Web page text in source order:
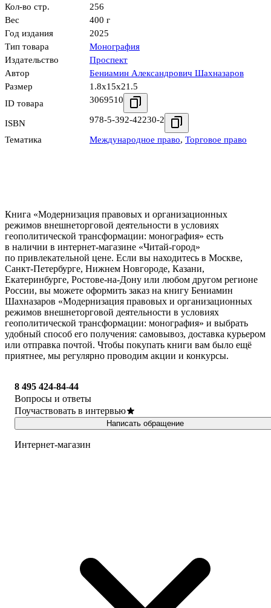
Кол-во стр.
256
Вес
400 г
Год издания
2025
Тип товара
Монография
Издательство
Проспект
Автор
Бениамин Александрович Шахназаров
Размер
1.8x15x21.5
ID товара
3069510
ISBN 978-5-392-42230-2
Тематика Международное право, Торговое право
Книга «Модернизация правовых и организационных
режимов внешнеторговой деятельности в условиях
геополитической трансформации: монография» есть
в наличии в интернет-магазине «Читай-город»
по привлекательной цене. Если вы находитесь в Москве,
Санкт-Петербурге, Нижнем Новгороде, Казани,
Екатеринбурге, Ростове-на-Дону или любом другом регионе
России, вы можете оформить заказ на книгу Бениамин
Шахназаров «Модернизация правовых и организационных
режимов внешнеторговой деятельности в условиях
геополитической трансформации: монография» и выбрать
удобный способ его получения: самовывоз, доставка курьером
или отправка почтой. Чтобы покупать книги вам было ещё
приятнее, мы регулярно проводим акции и конкурсы.
8 495 424-84-44
Вопросы и ответы
Поучаствовать в интервью
Написать обращение
Интернет-магазин